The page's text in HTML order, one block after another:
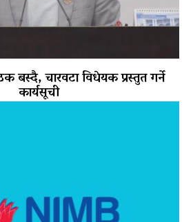
बस्दै, चारवटा विधेयक प्रस्तुत गर्ने
कार्यसूची